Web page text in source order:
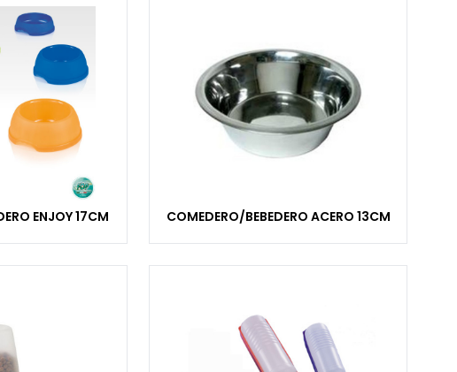
ENJOY 17CM COMEDERO/BEBEDERO ACERO 13CM